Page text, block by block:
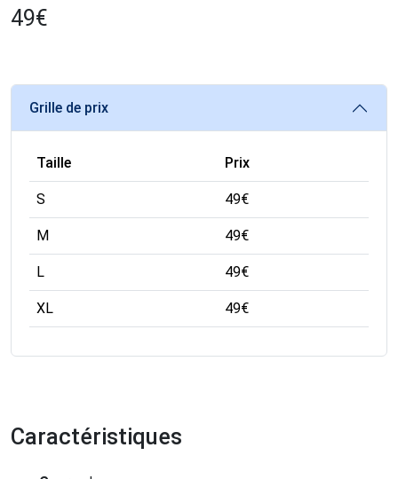
49€
Grille de prix
Taille Prix
S 49€
M 49€
L 49€
XL 49€
Caractéristiques